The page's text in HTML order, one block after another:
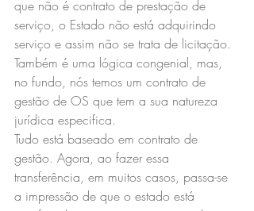
que não é contrato de prestação de
serviço, o Estado não está adquirindo
serviço e assim não se trata de licitação.
Também é uma lógica congenial, mas,
no fundo, nós temos um contrato de
gestão de OS que tem a sua natureza
jurídica especifica.
Tudo está baseado em contrato de
gestão. Agora, ao fazer essa
transferência, em muitos casos, passa-se
a impressão de que o estado está